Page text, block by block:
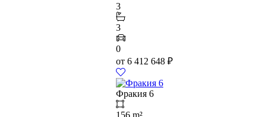
3
3
0
от 6 412 648 ₽
Фракия 6
156 m²